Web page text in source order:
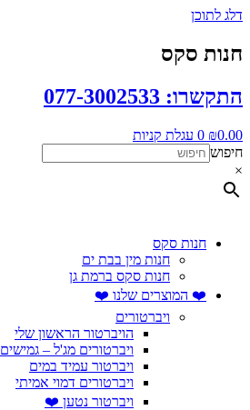
דלג לתוכן
חנות סקס
התקשרו: 077-3002533
₪0.00
0 עגלת קניות
חיפוש
×
חנות סקס
חנות מין בבת ים
חנות סקס ברמת גן
❤️ המוצרים שלנו ❤️
ויברטורים
הויברטור הראשון שלי
ויברטורים מג'ל – גמישים
ויברטור עמיד במים
ויברטורים דמוי אמיתי
ויברטור נטען ❤️